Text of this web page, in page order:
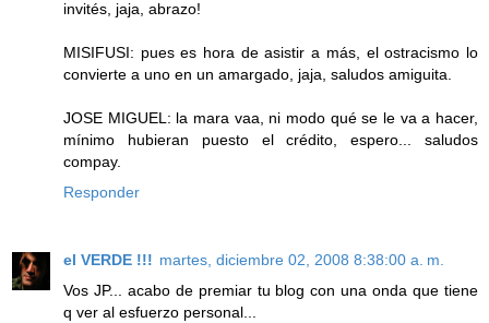
invités, jaja, abrazo!
MISIFUSI: pues es hora de asistir a más, el ostracismo lo
convierte a uno en un amargado, jaja, saludos amiguita.
JOSE MIGUEL: la mara vaa, ni modo qué se le va a hacer,
mínimo hubieran puesto el crédito, espero... saludos
compay.
Responder
el VERDE !!! martes, diciembre 02, 2008 8:38:00 a. m.
Vos JP... acabo de premiar tu blog con una onda que tiene
q ver al esfuerzo personal...